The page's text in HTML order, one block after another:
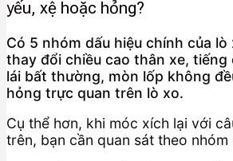
yếu, xệ hoặc hỏng?
Có 5 nhóm dấu hiệu chính của
thay đổi chiều cao thân xe, tiếng
lái bất thường, mòn lốp không
hỏng trực quan trên lò xo.
Cụ thể hơn, khi móc xích lại với
trên, bạn cần quan sát theo